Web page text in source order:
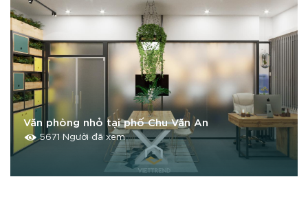
Văn phòng nhỏ tại phố Chu Văn An
5671 Người đã xem